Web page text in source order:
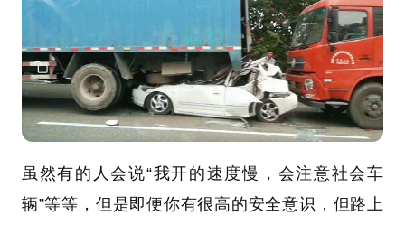
虽然有的人会说“我开的速度慢，会注意社会车
辆”等等，但是即便你有很高的安全意识，但路上